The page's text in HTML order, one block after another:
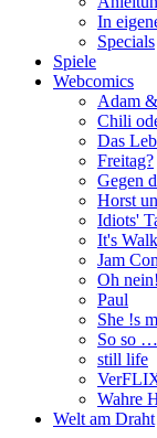
In
Specials
Spiele
Webcomics
Adam
Chili
Das
Freitag?
Gegen
Horst
Idiots'
It's
Jam
Oh
Paul
She !s
So so
still life
Wahre
Welt am Draht